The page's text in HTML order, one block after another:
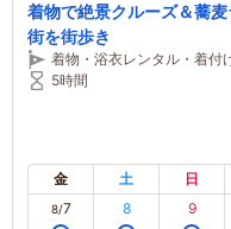
着物で絶景クルーズ＆蕎
街を街歩き
着物・浴衣レンタル・着付
5時間
金 土 日
8/7 8 9